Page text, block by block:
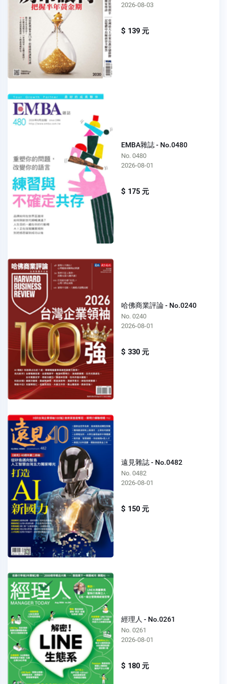
2026-08-03
$ 139 元
EMBA雜誌 - No.0480
No. 0480
2026-08-01
$ 175 元
哈佛商業評論 - No.0240
No. 0240
2026-08-01
$ 330 元
遠見雜誌 - No.0482
No. 0482
2026-08-01
$ 150 元
經理人 - No.0261
No. 0261
2026-08-01
$ 180 元